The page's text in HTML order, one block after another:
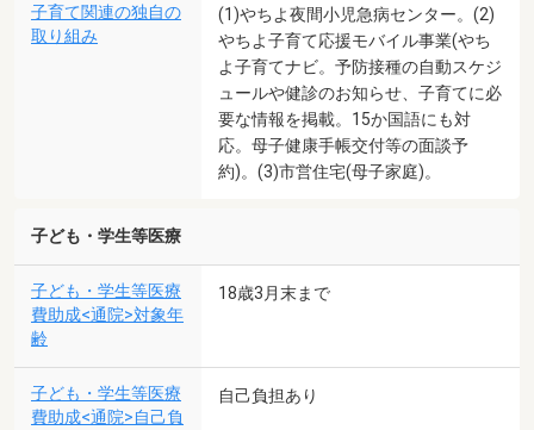
子育て関連の独自の
取り組み
(1)やちよ夜間小児急病センター。(2)
やちよ子育て応援モバイル事業(やち
よ子育てナビ。予防接種の自動スケジ
ュールや健診のお知らせ、子育てに必
要な情報を掲載。15か国語にも対
応。母子健康手帳交付等の面談予
約)。(3)市営住宅(母子家庭)。
子ども・学生等医療
子ども・学生等医療
費助成<通院>対象年
齢
18歳3月末まで
子ども・学生等医療
費助成<通院>自己負
自己負担あり